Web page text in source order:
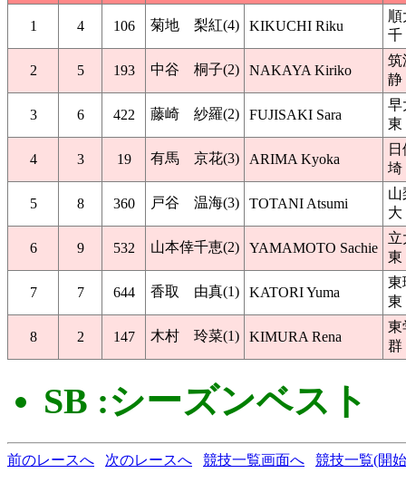
1 4 106 菊地 梨紅(4) KIKUCHI Riku
順
2 5 193 中谷 桐子(2) NAKAYA Kiriko
筑
3 6 422 藤崎 紗羅(2) FUJISAKI Sara
早
4 3 19 有馬 京花(3) ARIMA Kyoka
5 8 360 戸谷 温海(3) TOTANI Atsumi
山
6 9 532 山本倖千恵(2) YAMAMOTO Sachie
立
7 7 644 香取 由真(1) KATORI Yuma
東
8 2 147 木村 玲菜(1) KIMURA Rena
東
SB :シーズンベスト
前のレースへ 次のレースへ 競技一覧画面へ 競技一覧(開